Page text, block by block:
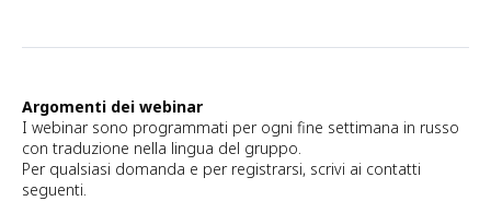
Argomenti dei webinar
I webinar sono programmati per ogni fine settimana in russo
con traduzione nella lingua del gruppo.
Per qualsiasi domanda e per registrarsi, scrivi ai contatti
seguenti.